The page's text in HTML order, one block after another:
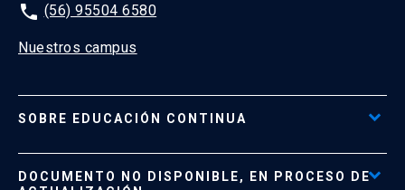
phone (56) 95504 6580
Nuestros campus
SOBRE EDUCACIÓN CONTINUA
DOCUMENTO NO DISPONIBLE, EN PROCESO DE